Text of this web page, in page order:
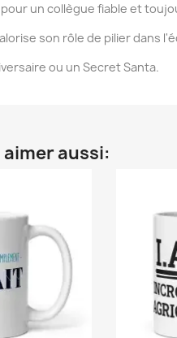
un collègue fiable et
son rôle de pilier dans
ou un Secret Santa.
aussi: